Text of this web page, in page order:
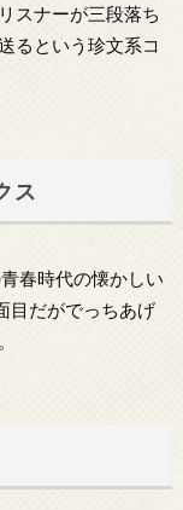
スナーが三段落ち
るという珍文系コ
ス
春時代の懐かしい
目だがでっちあげ